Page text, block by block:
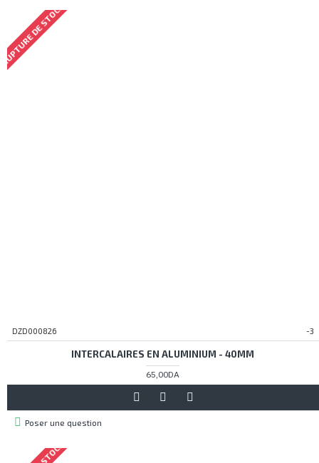
DE STOCK
DZD000826 -3
INTERCALAIRES EN ALUMINIUM - 40MM
65,00DA
Poser une question